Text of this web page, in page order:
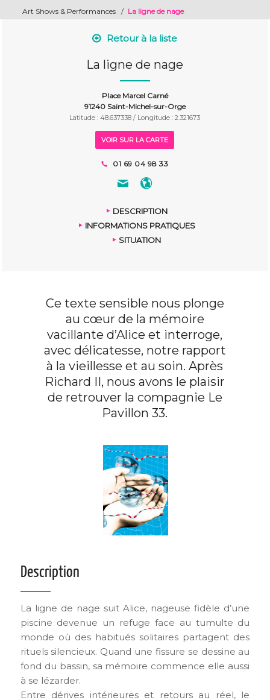
Art Shows & Performances
/ La ligne de nage
Retour à la liste
La ligne de nage
Place Marcel Carné
91240 Saint-Michel-sur-Orge
Latitude : 48.637338 / Longitude : 2.321673
VOIR SUR LA CARTE
01 69 04 98 33
DESCRIPTION
INFORMATIONS PRATIQUES
SITUATION
Ce texte sensible nous plonge
au cœur de la mémoire
vacillante d’Alice et interroge,
avec délicatesse, notre rapport
à la vieillesse et au soin. Après
Richard II, nous avons le plaisir
de retrouver la compagnie Le
Pavillon 33.
Description
La ligne de nage suit Alice, nageuse fidèle d’une
piscine devenue un refuge face au tumulte du
monde où des habitués solitaires partagent des
rituels silencieux. Quand une fissure se dessine au
fond du bassin, sa mémoire commence elle aussi
à se lézarder.
Entre dérives intérieures et retours au réel, le